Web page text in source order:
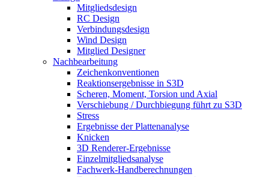
Mitgliedsdesign
RC Design
Verbindungsdesign
Wind Design
Mitglied Designer
Nachbearbeitung
Zeichenkonventionen
Reaktionsergebnisse in S3D
Scheren, Moment, Torsion und Axial
Verschiebung / Durchbiegung führt zu S3D
Stress
Ergebnisse der Plattenanalyse
Knicken
3D Renderer-Ergebnisse
Einzelmitgliedsanalyse
Fachwerk-Handberechnungen